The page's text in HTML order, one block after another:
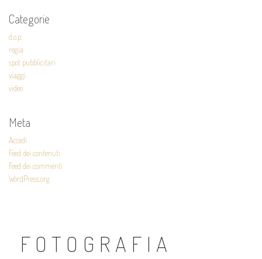
Categorie
d.o.p.
regia
spot pubblicitari
viaggi
video
Meta
Accedi
Feed dei contenuti
Feed dei commenti
WordPress.org
FOTOGRAFIA